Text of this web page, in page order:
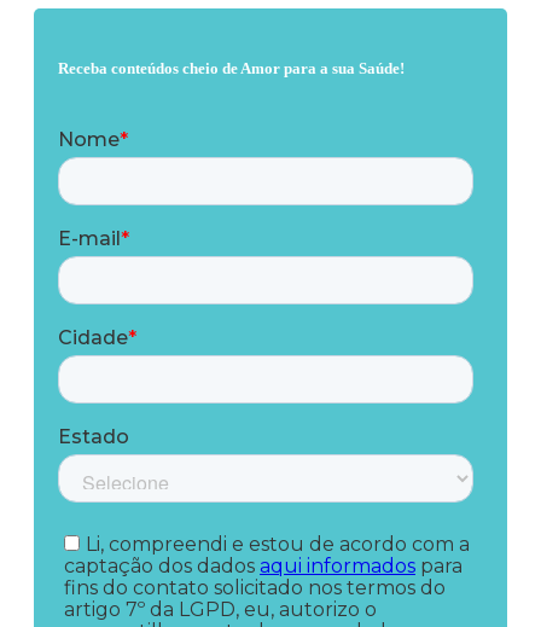
Receba conteúdos cheio de Amor para a sua Saúde!